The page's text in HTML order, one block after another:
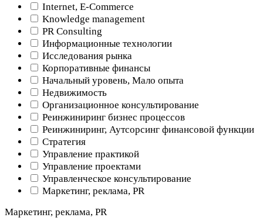
Internet, E-Commerce
Knowledge management
PR Consulting
Информационные технологии
Исследования рынка
Корпоративные финансы
Начальный уровень, Мало опыта
Недвижимость
Организационное консультирование
Реинжиниринг бизнес процессов
Реинжиниринг, Аутсорсинг финансовой функции
Стратегия
Управление практикой
Управление проектами
Управленческое консультирование
Маркетинг, реклама, PR
Маркетинг, реклама, PR